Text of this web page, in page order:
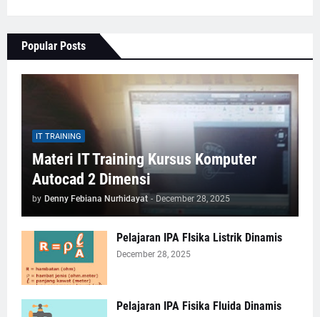
Popular Posts
IT TRAINING
Materi IT Training Kursus Komputer
Autocad 2 Dimensi
by Denny Febiana Nurhidayat - December 28, 2025
Pelajaran IPA FIsika Listrik Dinamis
December 28, 2025
Pelajaran IPA Fisika Fluida Dinamis